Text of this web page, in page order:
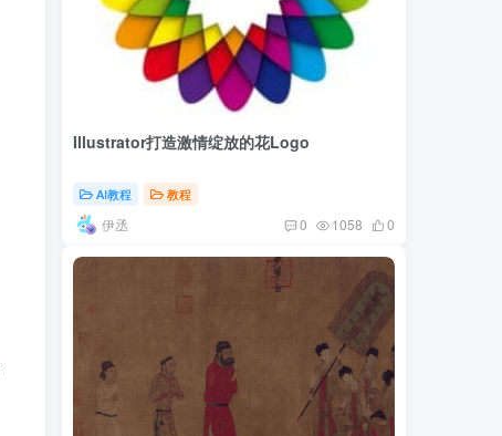
Illustrator打造激情绽放的花Logo
AI教程 教程
伊丞 0 1058 0